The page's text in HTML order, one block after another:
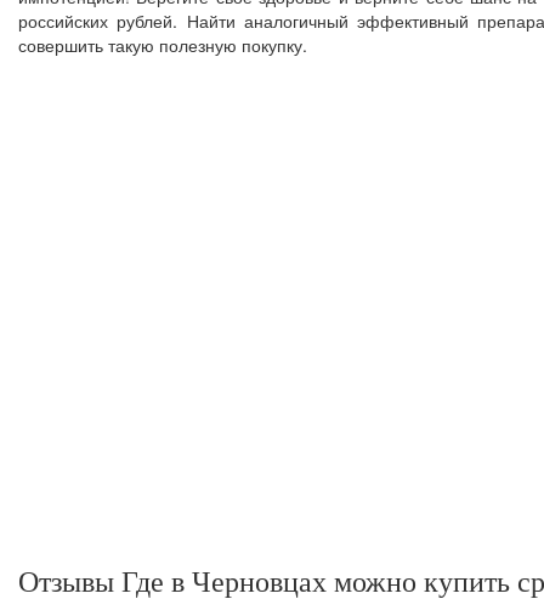
российских рублей. Найти аналогичный эффективный
совершить такую полезную покупку.
Отзывы Где в Черновцах можно купить